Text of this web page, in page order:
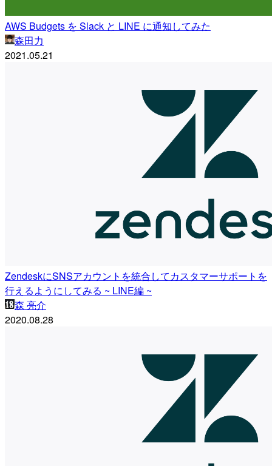
AWS Budgets を Slack と LINE に通知してみた
森田力
2021.05.21
ZendeskにSNSアカウントを統合してカスタマーサポートを
行えるようにしてみる ~ LINE編 ~
森 亮介
2020.08.28